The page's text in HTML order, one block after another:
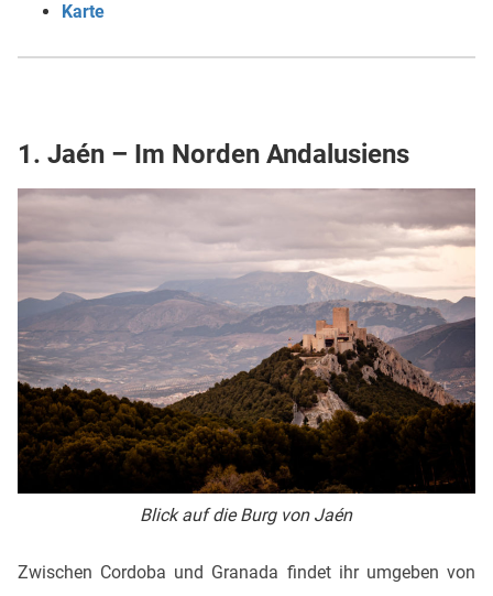
Karte
1. Jaén – Im Norden Andalusiens
Blick auf die Burg von Jaén
Zwischen Cordoba und Granada findet ihr umgeben von